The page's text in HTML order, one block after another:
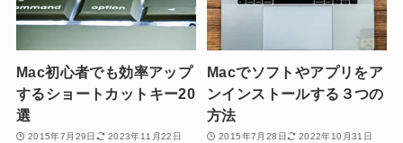
Mac初心者でも効率アップ
するショートカットキー20
選
2015年7月29日 2023年11月22日
Macでソフトやアプリをア
ンインストールする３つの
方法
2015年7月28日 2022年10月31日